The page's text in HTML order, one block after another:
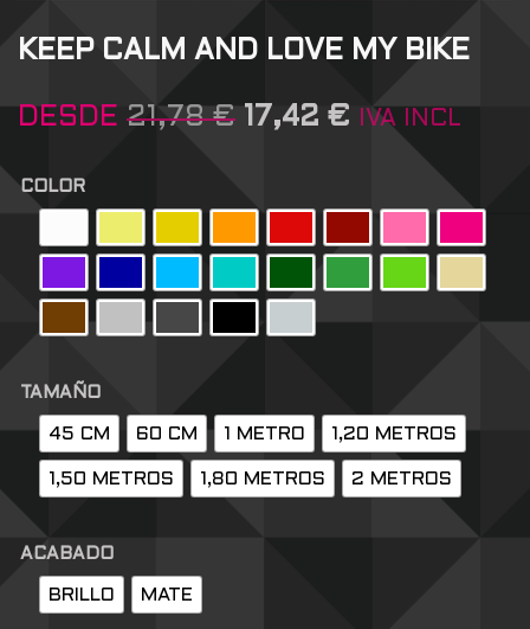
KEEP CALM AND LOVE MY BIKE
DESDE 21,78€ 17,42 € IVA INCL
COLOR
TAMAÑO
45 CM 60 CM 1 METRO 1,20 METROS
1,50 METROS 1,80 METROS 2 METROS
ACABADO
BRILLO MATE